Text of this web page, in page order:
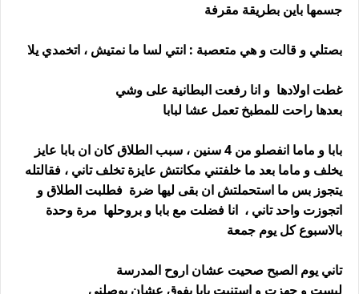
جسمها باين بطريقة مقرفة
بصتلي و قالت و هي متعصبة : انتي لسا ما نمتيش ، اتخمدي يلا
غطت اولادها و انا رفعت البطانية على وشي
بعدها راحت للمطبخ تعمل عشا لبابا
بابا و ماما انفصلو من 4 سنين ، سبب الطلاق كان ان بابا عايز
يخلف و ماما بعد ما خلفتني مكانتش عايزة تخلف تاني ، فقالتله
يتجوز بس ما استحملتش ان بقى ليها ضرة فطلبت الطلاق و
اتجوزت واحد تاني ، انا فضلت مع بابا و بروحلها مرة وحدة
بالاسبوع كل يوم جمعة
تاني يوم الصبح صحيت عشان اروح المدرسة
لبست و جهزت و استنيت بابا يفوق عشان يوصلني